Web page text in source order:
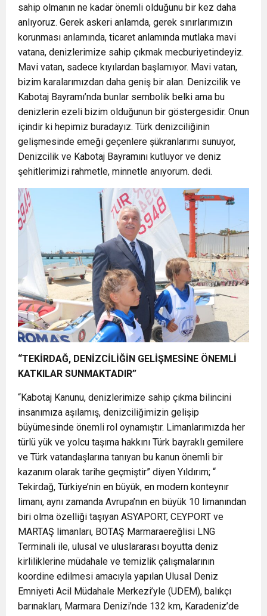
sahip olmanın ne kadar önemli olduğunu bir kez daha
anlıyoruz. Gerek askeri anlamda, gerek sınırlarımızın
korunması anlamında, ticaret anlamında mutlaka mavi
vatana, denizlerimize sahip çıkmak mecburiyetindeyiz.
Mavi vatan, sadece kıyılardan başlamıyor. Mavi vatan,
bizim karalarımızdan daha geniş bir alan. Denizcilik ve
Kabotaj Bayramı’nda bunlar sembolik belki ama bu
denizlerin ezeli bizim olduğunun bir göstergesidir. Onun
içindir ki hepimiz buradayız. Türk denizciliğinin
gelişmesinde emeği geçenlere şükranlarımı sunuyor,
Denizcilik ve Kabotaj Bayramını kutluyor ve deniz
şehitlerimizi rahmetle, minnetle anıyorum. dedi.
“TEKİRDAĞ, DENİZCİLİĞİN GELİŞMESİNE ÖNEMLİ
KATKILAR SUNMAKTADIR”
“Kabotaj Kanunu, denizlerimize sahip çıkma bilincini
insanımıza aşılamış, denizciliğimizin gelişip
büyümesinde önemli rol oynamıştır. Limanlarımızda her
türlü yük ve yolcu taşıma hakkını Türk bayraklı gemilere
ve Türk vatandaşlarına tanıyan bu kanun önemli bir
kazanım olarak tarihe geçmiştir” diyen Yıldırım; “
Tekirdağ, Türkiye’nin en büyük, en modern konteynır
limanı, aynı zamanda Avrupa’nın en büyük 10 limanından
biri olma özelliği taşıyan ASYAPORT, CEYPORT ve
MARTAŞ limanları, BOTAŞ Marmaraereğlisi LNG
Terminali ile, ulusal ve uluslararası boyutta deniz
kirliliklerine müdahale ve temizlik çalışmalarının
koordine edilmesi amacıyla yapılan Ulusal Deniz
Emniyeti Acil Müdahale Merkezi’yle (UDEM), balıkçı
barınakları, Marmara Denizi’nde 132 km, Karadeniz’de